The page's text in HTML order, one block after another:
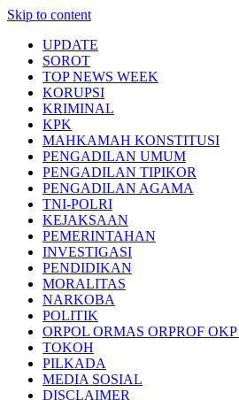
Skip to content
UPDATE
SOROT
TOP NEWS WEEK
KORUPSI
KRIMINAL
KPK
MAHKAMAH KONSTITUSI
PENGADILAN UMUM
PENGADILAN TIPIKOR
PENGADILAN AGAMA
TNI-POLRI
KEJAKSAAN
PEMERINTAHAN
INVESTIGASI
PENDIDIKAN
MORALITAS
NARKOBA
POLITIK
ORPOL ORMAS ORPROF
TOKOH
PILKADA
MEDIA SOSIAL
DISCLAIMER